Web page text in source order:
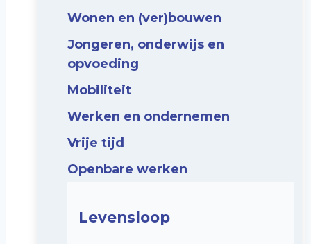
Wonen en (ver)bouwen
Jongeren, onderwijs en
opvoeding
Mobiliteit
Werken en ondernemen
Vrije tijd
Openbare werken
Levensloop